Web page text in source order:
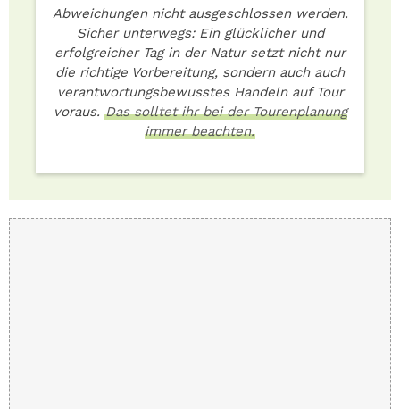
Abweichungen nicht ausgeschlossen werden.
Sicher unterwegs: Ein glücklicher und
erfolgreicher Tag in der Natur setzt nicht nur
die richtige Vorbereitung, sondern auch auch
verantwortungsbewusstes Handeln auf Tour
voraus. Das solltet ihr bei der Tourenplanung
immer beachten.